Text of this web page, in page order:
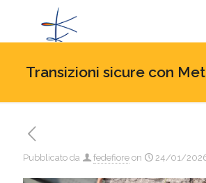
Transizioni sicure con
Pubblicato da fedefiore on 24/01/